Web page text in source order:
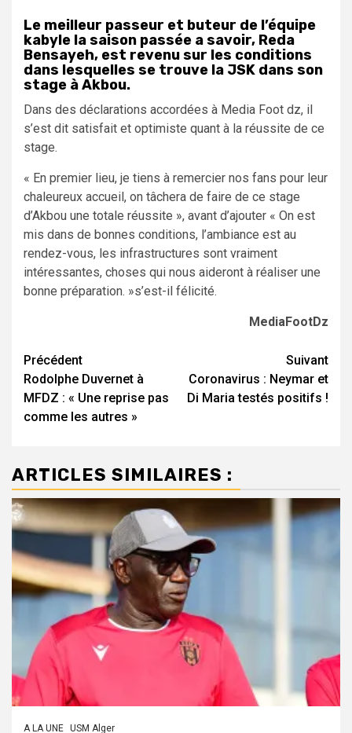
Le meilleur passeur et buteur de l’équipe
kabyle la saison passée a savoir, Reda
Bensayeh, est revenu sur les conditions
dans lesquelles se trouve la JSK dans son
stage à Akbou.
Dans des déclarations accordées à Media Foot dz, il
s’est dit satisfait et optimiste quant à la réussite de ce
stage.
« En premier lieu, je tiens à remercier nos fans pour leur
chaleureux accueil, on tâchera de faire de ce stage
d’Akbou une totale réussite », avant d’ajouter « On est
mis dans de bonnes conditions, l’ambiance est au
rendez-vous, les infrastructures sont vraiment
intéressantes, choses qui nous aideront à réaliser une
bonne préparation. »s’est-il félicité.
MediaFootDz
Navigation
d’article
Précédent
Rodolphe Duvernet à
MFDZ : « Une reprise pas
comme les autres »
Suivant
Coronavirus : Neymar et
Di Maria testés positifs !
ARTICLES SIMILAIRES :
A LA UNE USM Alger